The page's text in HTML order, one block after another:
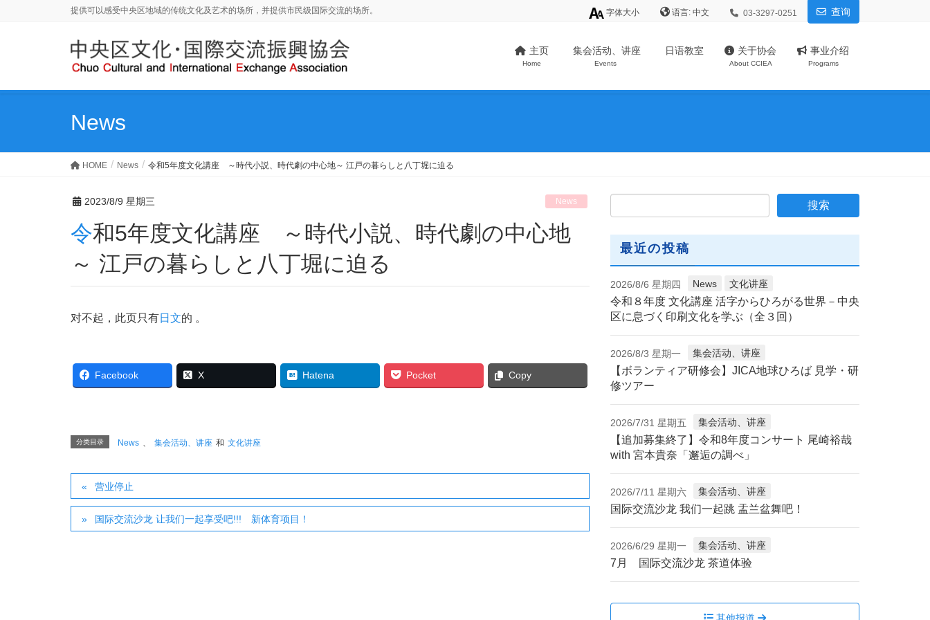
提供可以感受中央区地域的传统文化及艺术的场所，并提供市民级国际交流的场所。 字体大小 语言: 03-3297-0251 查询
主页
Home
集会活动、讲座
Events
日语教室 关于协会
About CCIEA
事业介绍
Programs
News
HOME News 令和5年度文化講座 ～時代小説、時代劇の中心地～ 江戸の暮らしと八丁堀に迫る
2023/8/9 星期三 News
令和5年度文化講座 ～時代小説、時代劇の中心地
～ 江戸の暮らしと八丁堀に迫る
对不起，此页只有日文的 。
Facebook X Hatena Pocket Copy
分类目录 News 集会活动、讲座 和 文化讲座
营业停止
国际交流沙龙 让我们一起享受吧!!! 新体育项目！
最近の投稿
2026/8/6 星期四 News 文化讲座
令和８年度 文化講座 活字からひろがる世界－中央
区に息づく印刷文化を学ぶ（全３回）
2026/8/3 星期一 集会活动、讲座
【ボランティア研修会】JICA地球ひろば 見学・研
修ツアー
2026/7/31 星期五 集会活动、讲座
【追加募集終了】令和8年度コンサート 尾崎裕哉
with 宮本貴奈「邂逅の調べ」
2026/7/11 星期六 集会活动、讲座
国际交流沙龙 我们一起跳 盂兰盆舞吧！
2026/6/29 星期一 集会活动、讲座
7月 国际交流沙龙 茶道体验
其他报道